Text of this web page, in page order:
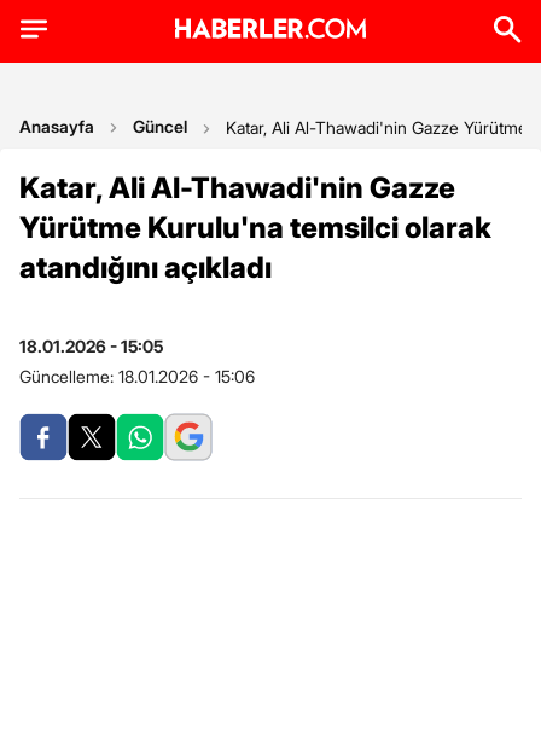
Anasayfa Güncel Katar, Ali Al-Thawadi'nin Gazze Yürütme
Katar, Ali Al-Thawadi'nin Gazze
Yürütme Kurulu'na temsilci olarak
atandığını açıkladı
18.01.2026 - 15:05
Güncelleme: 18.01.2026 - 15:06